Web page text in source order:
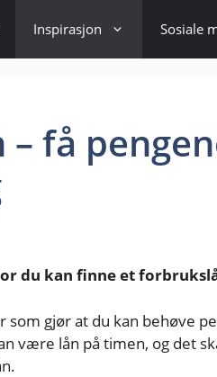
Inspirasjon Sosiale
få
du kan finne et
gjør at du kan behøve
være lån på timen, og det